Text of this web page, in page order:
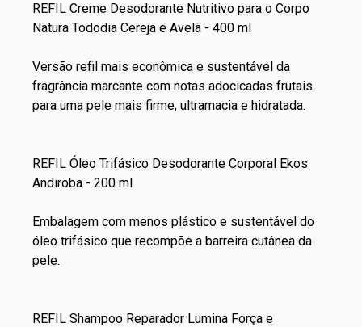
REFIL Creme Desodorante Nutritivo para o Corpo
Natura Tododia Cereja e Avelã - 400 ml
Versão refil mais econômica e sustentável da
fragrância marcante com notas adocicadas frutais
para uma pele mais firme, ultramacia e hidratada.
REFIL Óleo Trifásico Desodorante Corporal Ekos
Andiroba - 200 ml
Embalagem com menos plástico e sustentável do
óleo trifásico que recompõe a barreira cutânea da
pele.
REFIL Shampoo Reparador Lumina Força e